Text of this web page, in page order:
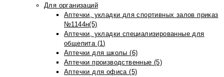
Для организаций
Аптечки, укладки для спортивных залов приказ
№1144н(5)
Аптечки, укладки специализированные для
общепита (1)
Аптечки для школы (6)
Аптечки производственные (5)
Аптечки для офиса (5)